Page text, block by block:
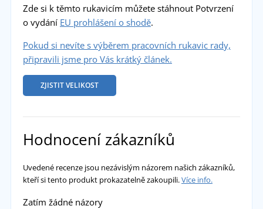
Zde si k těmto rukavicím můžete stáhnout Potvrzení
o vydání EU prohlášení o shodě.
Pokud si nevíte s výběrem pracovních rukavic rady,
připravili jsme pro Vás krátký článek.
ZJISTIT VELIKOST
Hodnocení zákazníků
Uvedené recenze jsou nezávislým názorem našich zákazníků,
kteří si tento produkt prokazatelně zakoupili.Více info.
Zatím žádné názory